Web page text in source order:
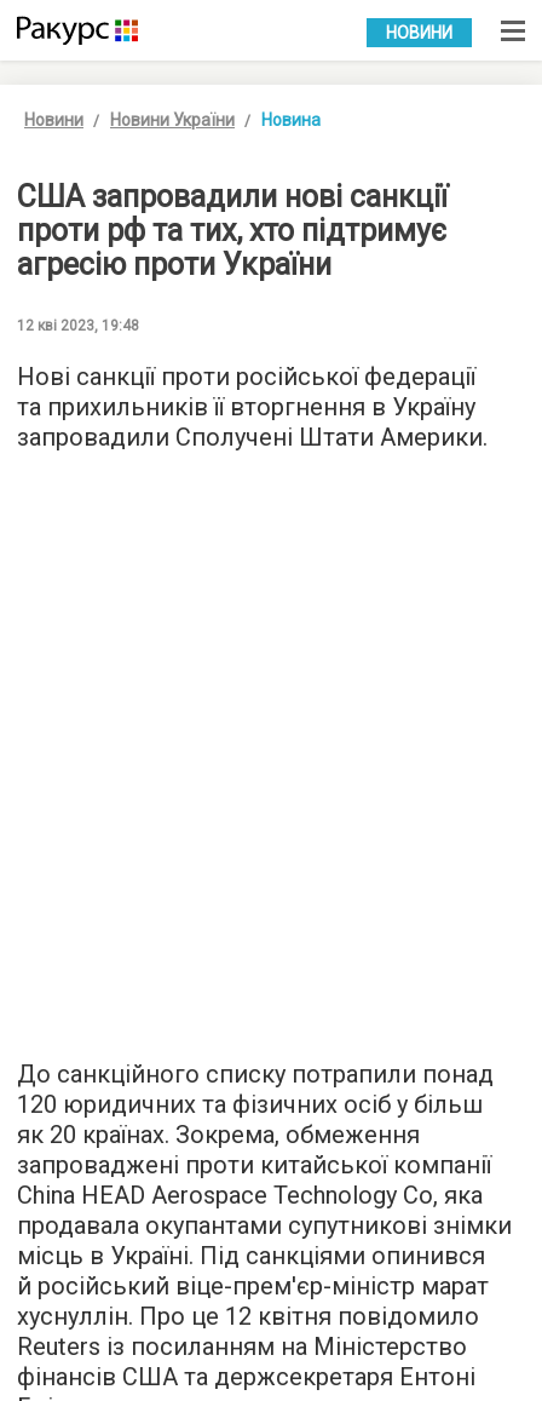
УКР РУС
НОВИНИ
Новини Новини України Новина
США запровадили нові санкції
проти рф та тих, хто підтримує
агресію проти України
12 кві 2023, 19:48
Нові санкції проти російської федерації
та прихильників її вторгнення в Україну
запровадили Сполучені Штати Америки.
До санкційного списку потрапили понад
120 юридичних та фізичних осіб у більш
як 20 країнах. Зокрема, обмеження
запроваджені проти китайської компанії
China HEAD Aerospace Technology Co, яка
продавала окупантами супутникові знімки
місць в Україні. Під санкціями опинився
й російський віце-прем'єр-міністр марат
хуснуллін. Про це 12 квітня повідомило
Reuters із посиланням на Міністерство
фінансів США та держсекретаря Ентоні